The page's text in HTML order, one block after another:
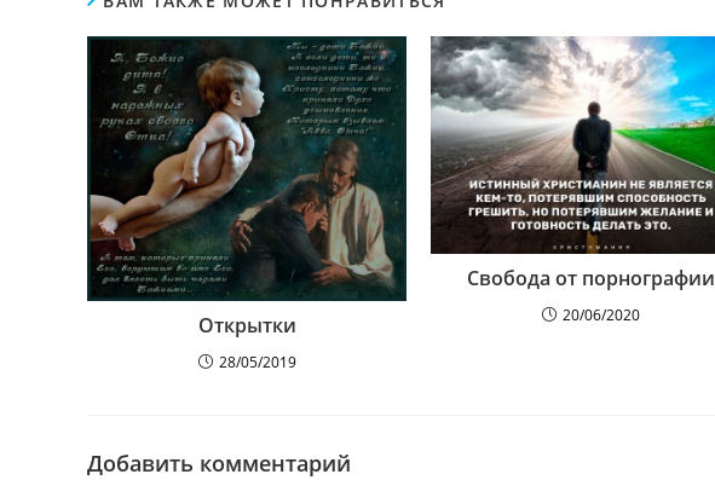
Открытки
28/05/2019
Свобода от порнографии
20/06/2020
Добавить комментарий